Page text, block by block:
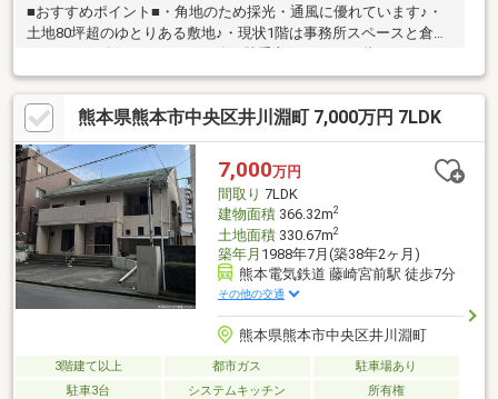
■おすすめポイント■・角地のため採光・通風に優れています♪・
土地80坪超のゆとりある敷地♪・現状1階は事務所スペースと倉庫
ー向けの4LDKで居住性も良好です♪・事務所利用可能なため、オ
フィス・クリニック・教室・倉庫兼事務所など多目的に活用でき
ます♪・駐車5台以上可能です♪来客用スペースも確保できま
す！・JR鹿児島本線「崇城大学前」駅 徒歩約7分♪通勤・通学の利
便性に優れた立地です！■ご内覧・ご来店 ご希望のお客様へ■ご
来店・見学予約受付中！ご希望のお日にちをお気軽にご連絡下さ
いませ♪
熊本県熊本市中央区井川淵町 7,000万円 7LDK
7,000万円
間取り 7LDK
建物面積366.32m2
土地面積330.67m2
築年月 1988年7月(築38年2ヶ月)
熊本電気鉄道 藤崎宮前駅 徒歩7分
その他の交通
熊本県熊本市中央区井川淵町
3階建て以上 都市ガス
駐車場あり
駐車3台
システムキッチン 所有権